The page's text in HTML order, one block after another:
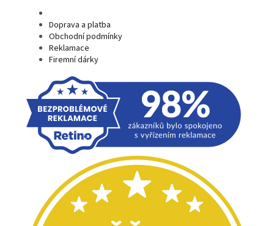
Doprava a platba
Obchodní podmínky
Reklamace
Firemní dárky